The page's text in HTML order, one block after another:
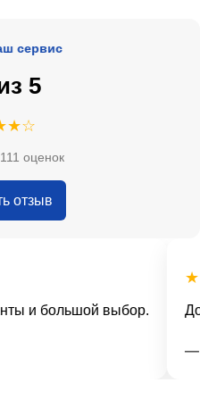
5
оценок
отзыв
и большой выбор.
—